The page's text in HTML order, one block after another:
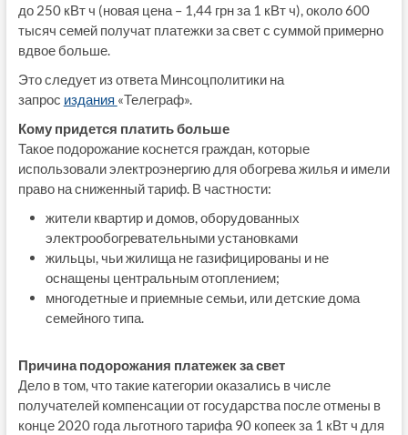
до 250 кВт ч (новая цена – 1,44 грн за 1 кВт ч), около 600
тысяч семей получат платежки за свет с суммой примерно
вдвое больше.
Это следует из ответа Минсоцполитики на
запрос издания «Телеграф».
Кому придется платить больше
Такое подорожание коснется граждан, которые
использовали электроэнергию для обогрева жилья и имели
право на сниженный тариф. В частности:
жители квартир и домов, оборудованных
электрообогревательными установками
жильцы, чьи жилища не газифицированы и не
оснащены центральным отоплением;
многодетные и приемные семьи, или детские дома
семейного типа.
Причина подорожания платежек за свет
Дело в том, что такие категории оказались в числе
получателей компенсации от государства после отмены в
конце 2020 года льготного тарифа 90 копеек за 1 кВт ч для